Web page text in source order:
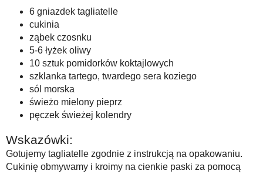
6 gniazdek tagliatelle
cukinia
ząbek czosnku
5-6 łyżek oliwy
10 sztuk pomidorków koktajlowych
szklanka tartego, twardego sera koziego
sól morska
świeżo mielony pieprz
pęczek świeżej kolendry
Wskazówki:
Gotujemy tagliatelle zgodnie z instrukcją na opakowaniu.
Cukinię obmywamy i kroimy na cienkie paski za pomocą